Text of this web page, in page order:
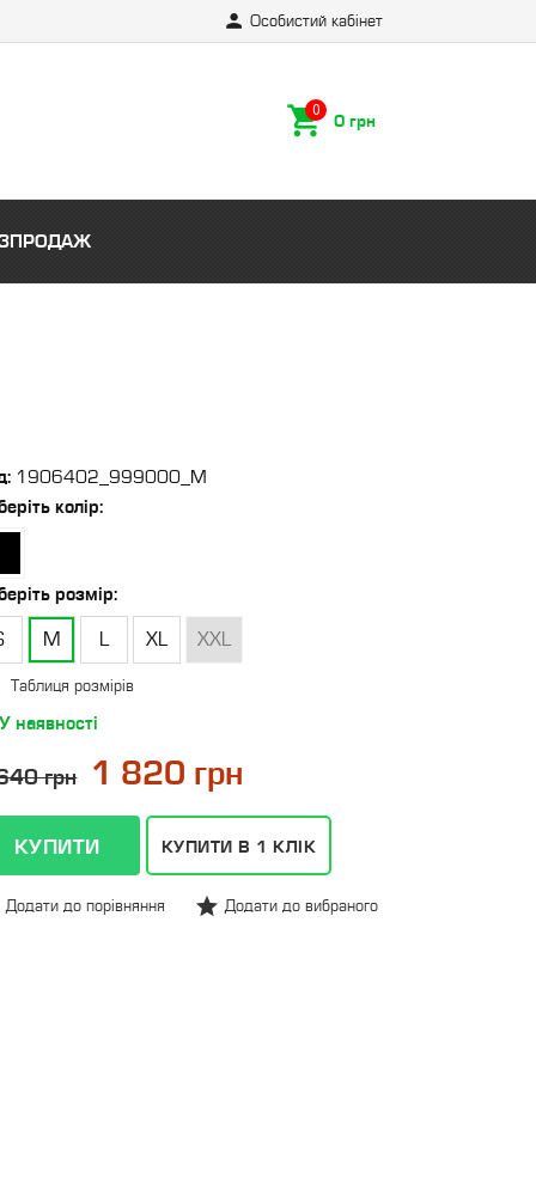
Особистий кабінет
0 грн
1906402_999000_M
колір:
розмір:
M L XL
XXL
Таблиця розмірів
У наявності
грн 1 820 грн
КУПИТИ В 1 КЛІК
Додати до порівняння Додати до вибраного